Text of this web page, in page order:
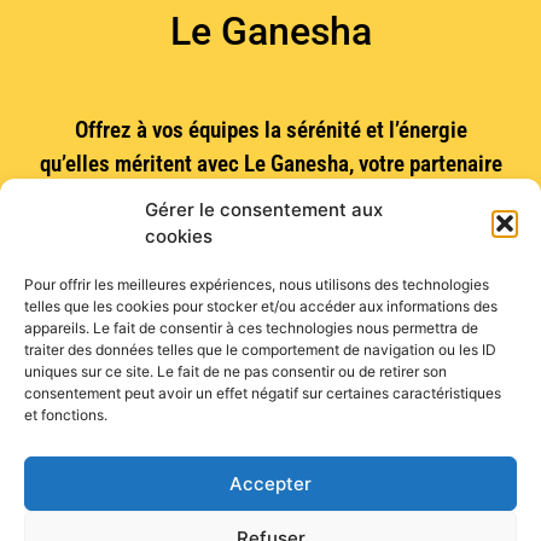
Gérer le consentement aux
cookies
Pour offrir les meilleures expériences, nous utilisons des technologies
telles que les cookies pour stocker et/ou accéder aux informations des
appareils. Le fait de consentir à ces technologies nous permettra de
traiter des données telles que le comportement de navigation ou les ID
uniques sur ce site. Le fait de ne pas consentir ou de retirer son
consentement peut avoir un effet négatif sur certaines caractéristiques
et fonctions.
Accepter
Votre avis
Votre e-mail
Cette note est fondée sur ma propre expérience
Votre message *
Le Ganesha
Offrez à vos équipes la sérénité et l’énergie
qu’elles méritent avec Le Ganesha, votre partenaire
bien-être en Bretagne.
Vues : 246